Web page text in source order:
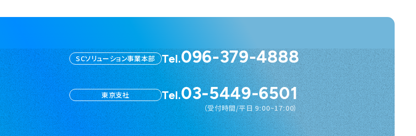
SCソリューション事業本部 Tel.096-379-4888
東京支社 Tel.03-5449-6501
（受付時間/平日 9:00~17:00）